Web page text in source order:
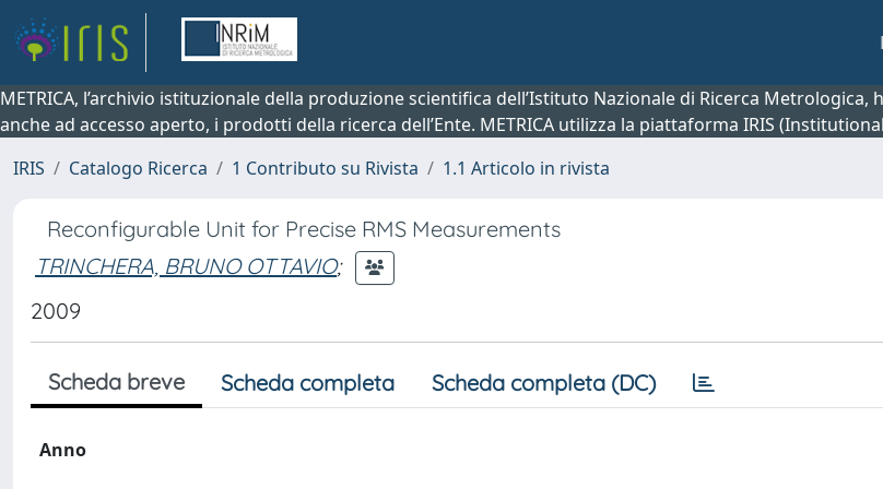
METRICA, l’archivio istituzionale della produzione scientifica dell’Istituto Nazionale di Ricerca
anche ad accesso aperto, i prodotti della ricerca dell’Ente. METRICA utilizza la piattaforma IRIS
IRIS
Catalogo Ricerca 1 Contributo su Rivista 1.1 Articolo in rivista
Reconfigurable Unit for Precise RMS Measurements
TRINCHERA, BRUNO OTTAVIO;
2009
Scheda breve Scheda completa Scheda completa (DC)
Anno